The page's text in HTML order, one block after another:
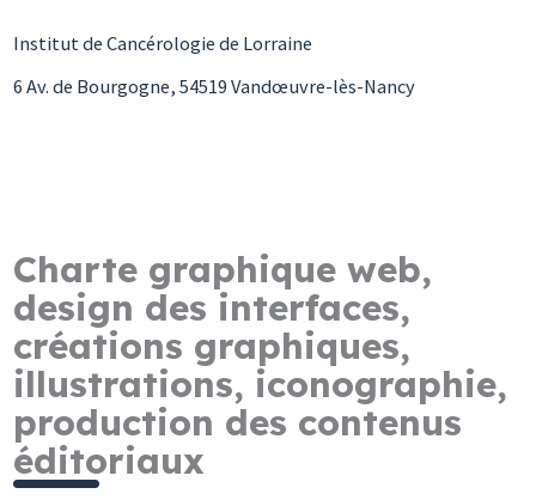
Institut de Cancérologie de Lorraine
6 Av. de Bourgogne, 54519 Vandœuvre-lès-Nancy
Charte graphique web,
design des interfaces,
créations graphiques,
illustrations, iconographie,
production des contenus
éditoriaux